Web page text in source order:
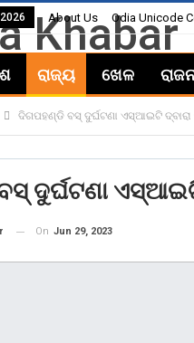
About Us Odia Unicode
ରାଜ୍ୟ ଖେଳ
ଦିଗପହଣ୍ଡି ବସ୍‌ ଦୁର୍ଘଟଣା ଏସ୍‌ଆଇଟି
ଦୁର୍ଘଟଣା
On Jun 29, 2023